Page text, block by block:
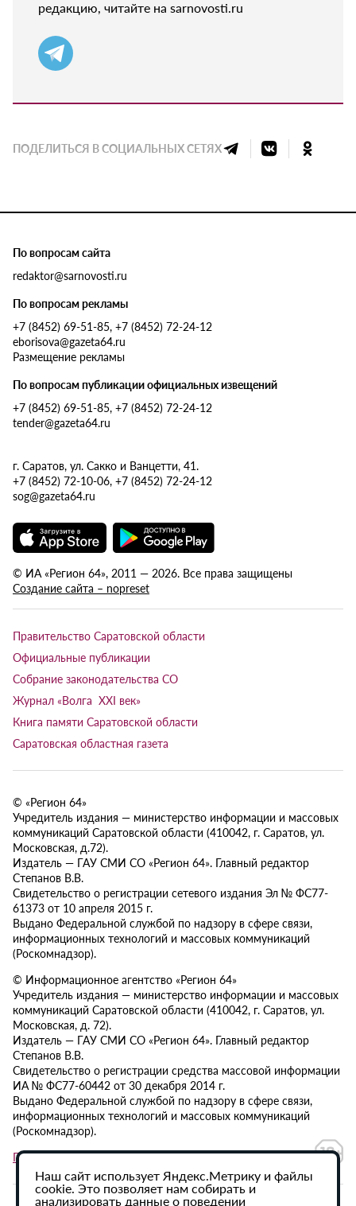
редакцию, читайте на sarnovosti.ru
ПОДЕЛИТЬСЯ В СОЦИАЛЬНЫХ СЕТЯХ
По вопросам сайта
redaktor@sarnovosti.ru
По вопросам рекламы
+7 (8452) 69-51-85, +7 (8452) 72-24-12
eborisova@gazeta64.ru
Размещение рекламы
По вопросам публикации официальных извещений
+7 (8452) 69-51-85, +7 (8452) 72-24-12
tender@gazeta64.ru
г. Саратов, ул. Сакко и Ванцетти, 41.
+7 (8452) 72-10-06, +7 (8452) 72-24-12
sog@gazeta64.ru
© ИА «Регион 64», 2011 — 2026. Все права защищены
Создание сайта – nopreset
Правительство Саратовской области
Официальные публикации
Собрание законодательства СО
Журнал «Волга XXI век»
Книга памяти Саратовской области
Саратовская областная газета
© «Регион 64»
Учредитель издания — министерство информации и массовых
коммуникаций Саратовской области (410042, г. Саратов, ул.
Московская, д.72).
Издатель — ГАУ СМИ СО «Регион 64». Главный редактор
Степанов В.В.
Свидетельство о регистрации сетевого издания Эл № ФС77-
61373 от 10 апреля 2015 г.
Выдано Федеральной службой по надзору в сфере связи,
информационных технологий и массовых коммуникаций
(Роскомнадзор).
© Информационное агентство «Регион 64»
Учредитель издания — министерство информации и массовых
коммуникаций Саратовской области (410042, г. Саратов, ул.
Московская, д. 72).
Издатель — ГАУ СМИ СО «Регион 64». Главный редактор
Степанов В.В.
Свидетельство о регистрации средства массовой информации
ИА № ФС77-60442 от 30 декабря 2014 г.
Выдано Федеральной службой по надзору в сфере связи,
информационных технологий и массовых коммуникаций
(Роскомнадзор).
Политика в отношении обработки персональных данных
Наш сайт использует Яндекс.Метрику и файлы
cookie. Это позволяет нам собирать и
анализировать данные о поведении